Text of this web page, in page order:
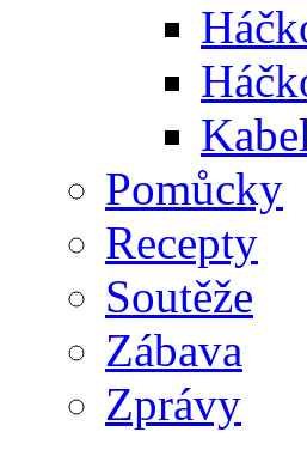
Pomůcky
Recepty
Soutěže
Zábava
Zprávy